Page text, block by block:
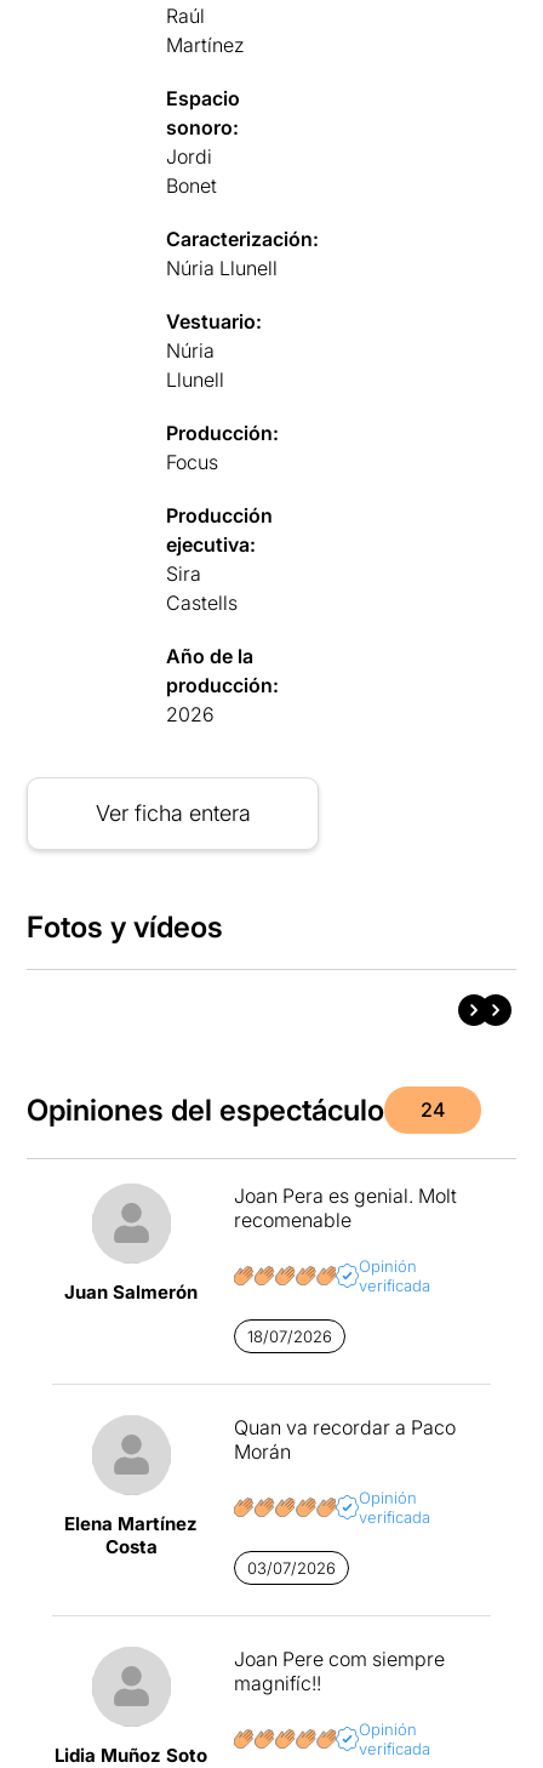
Raúl
Martínez
Espacio
sonoro:
Jordi
Bonet
Caracterización:
Núria Llunell
Vestuario:
Núria
Llunell
Producción:
Focus
Producción
ejecutiva:
Sira
Castells
Año de la
producción:
2026
Ver ficha entera
Fotos y vídeos
Opiniones del espectáculo 24
Juan Salmerón
Joan Pera es genial. Molt
recomenable
Opinión
verificada
18/07/2026
Elena Martínez
Costa
Quan va recordar a Paco
Morán
Opinión
verificada
03/07/2026
Lidia Muñoz Soto
Joan Pere com siempre
magnifíc!!
Opinión
verificada